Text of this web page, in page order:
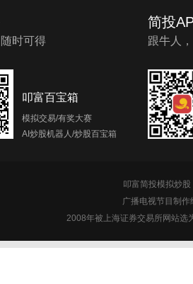
时可得
叩富百宝箱
模拟交易/有奖大赛
AI炒股机器人/炒股百宝箱
简投
跟牛人
叩富简投模拟炒
广播电视节目制
2008年被上海证券交易所网站选